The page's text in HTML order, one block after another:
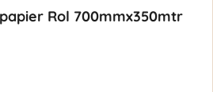
Rol 700mmx350mtr